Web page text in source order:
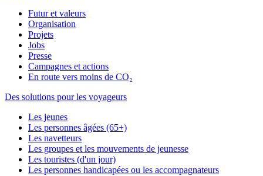
Futur et valeurs
Organisation
Projets
Jobs
Presse
Campagnes et actions
En route vers moins de CO₂
Des solutions pour les voyageurs
Les jeunes
Les personnes âgées (65+)
Les navetteurs
Les groupes et les mouvements de jeunesse
Les touristes (d'un jour)
Les personnes handicapées ou les accompagnateurs